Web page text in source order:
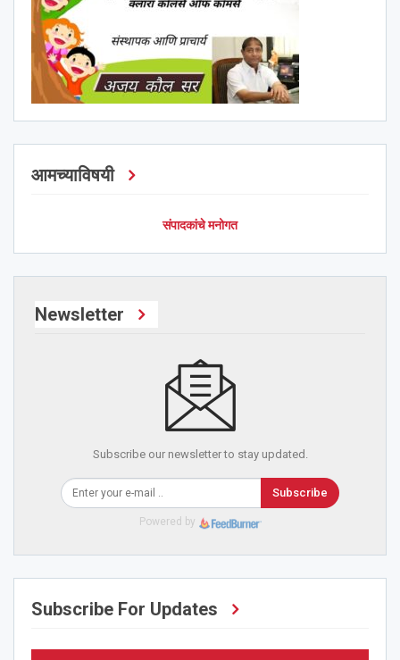
आमच्याविषयी
संपादकांचे मनोगत
Newsletter
Subscribe our newsletter to stay updated.
Subscribe
Powered by
Subscribe For Updates